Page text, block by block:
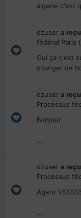
algerie c'est
dzuser a
fédéral Paris
Oui ça c'est
changer de
dzuser a
Processus
Bonjour
...
dzuser a
Processus
Agent
...